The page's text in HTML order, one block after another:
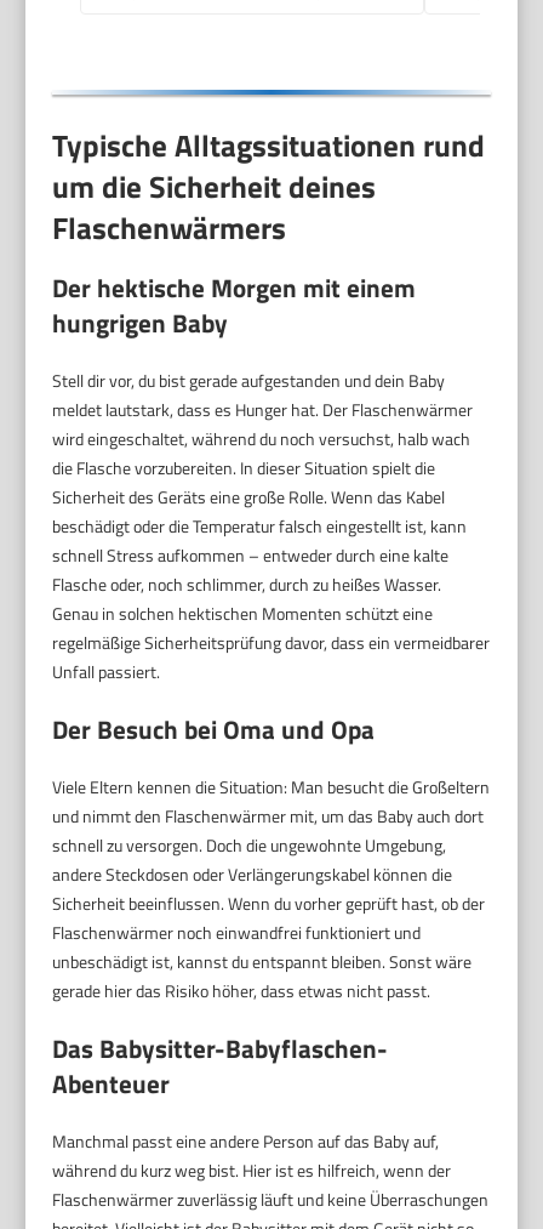
Typische Alltagssituationen rund
um die Sicherheit deines
Flaschenwärmers
Der hektische Morgen mit einem
hungrigen Baby
Stell dir vor, du bist gerade aufgestanden und dein Baby
meldet lautstark, dass es Hunger hat. Der Flaschenwärmer
wird eingeschaltet, während du noch versuchst, halb wach
die Flasche vorzubereiten. In dieser Situation spielt die
Sicherheit des Geräts eine große Rolle. Wenn das Kabel
beschädigt oder die Temperatur falsch eingestellt ist, kann
schnell Stress aufkommen – entweder durch eine kalte
Flasche oder, noch schlimmer, durch zu heißes Wasser.
Genau in solchen hektischen Momenten schützt eine
regelmäßige Sicherheitsprüfung davor, dass ein vermeidbarer
Unfall passiert.
Der Besuch bei Oma und Opa
Viele Eltern kennen die Situation: Man besucht die Großeltern
und nimmt den Flaschenwärmer mit, um das Baby auch dort
schnell zu versorgen. Doch die ungewohnte Umgebung,
andere Steckdosen oder Verlängerungskabel können die
Sicherheit beeinflussen. Wenn du vorher geprüft hast, ob der
Flaschenwärmer noch einwandfrei funktioniert und
unbeschädigt ist, kannst du entspannt bleiben. Sonst wäre
gerade hier das Risiko höher, dass etwas nicht passt.
Das Babysitter-Babyflaschen-
Abenteuer
Manchmal passt eine andere Person auf das Baby auf,
während du kurz weg bist. Hier ist es hilfreich, wenn der
Flaschenwärmer zuverlässig läuft und keine Überraschungen